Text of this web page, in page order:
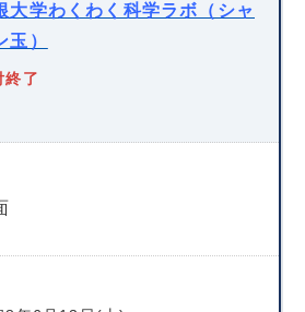
大学わくわく科学ラボ（シャ
玉）
終了